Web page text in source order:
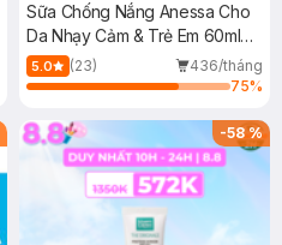
Sữa Chống Nắng Anessa Cho
Da Nhạy Cảm & Trẻ Em 60ml
(Mới)
5.0 (23)
436/tháng
75%
-58%